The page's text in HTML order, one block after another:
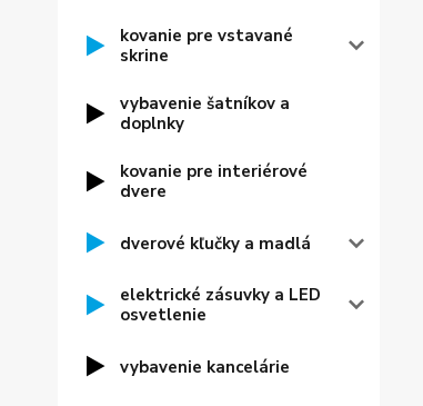
kovanie pre vstavané
skrine
vybavenie šatníkov a
doplnky
kovanie pre interiérové
dvere
dverové kľučky a madlá
elektrické zásuvky a LED
osvetlenie
vybavenie kancelárie